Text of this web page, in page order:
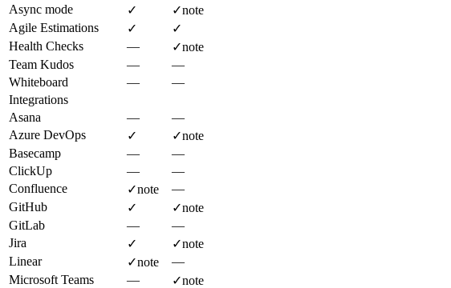
Async mode
✓ ✓note
Agile Estimations
✓
✓
Health Checks
— ✓note
Team Kudos
—
—
Whiteboard
—
—
Integrations
Asana
—
—
Azure DevOps
✓ ✓note
Basecamp
—
—
ClickUp
—
—
Confluence
✓note
—
GitHub
✓ ✓note
GitLab
—
—
Jira
✓ ✓note
Linear
✓note
—
Microsoft Teams
— ✓note